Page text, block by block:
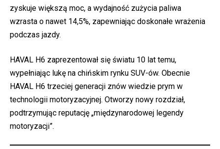
zyskuje większą moc, a wydajność zużycia paliwa
wzrasta o nawet 14,5%, zapewniając doskonałe wrażenia
podczas jazdy.
HAVAL H6 zaprezentował się światu 10 lat temu,
wypełniając lukę na chińskim rynku SUV-ów. Obecnie
HAVAL H6 trzeciej generacji znów wiedzie prym w
technologii motoryzacyjnej. Otworzy nowy rozdział,
podtrzymując reputację „międzynarodowej legendy
motoryzacji”.